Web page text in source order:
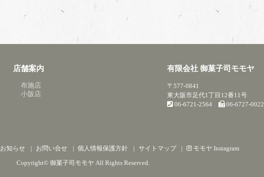
店舗案内
布施店
小阪店
有限会社 御菓子司モモヤ
〒577-0841
東大阪市足代1丁目12番11号
06-6721-2564
06-6727-0022
お知らせ お問い合せ 個人情報保護方針 サイトマップ モモヤ Instagram
Copyright© 御菓子司モモヤ All Rights Reserved.